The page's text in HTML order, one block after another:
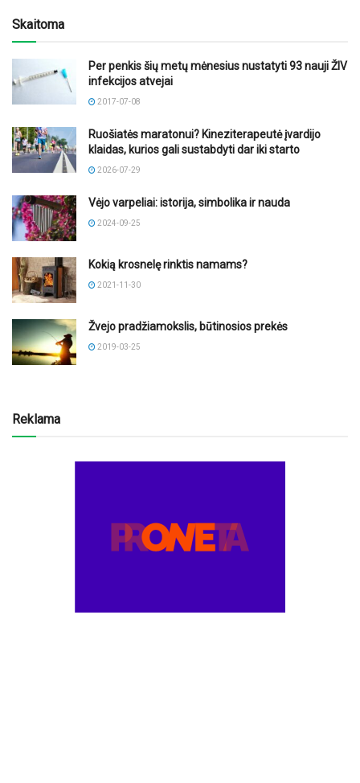
Skaitoma
Per penkis šių metų mėnesius nustatyti 93 nauji ŽIV
infekcijos atvejai
2017-07-08
Ruošiatės maratonui? Kineziterapeutė įvardijo
klaidas, kurios gali sustabdyti dar iki starto
2026-07-29
Vėjo varpeliai: istorija, simbolika ir nauda
2024-09-25
Kokią krosnelę rinktis namams?
2021-11-30
Žvejo pradžiamokslis, būtinosios prekės
2019-03-25
Reklama